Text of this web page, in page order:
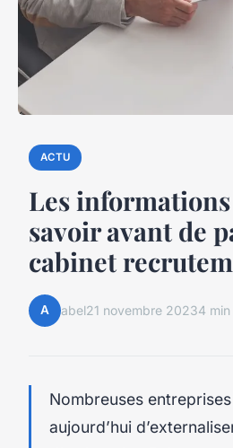
ACTU
Les informations
savoir avant de
cabinet
A abel21 novembre 20234
Nombreuses
aujourd’hui